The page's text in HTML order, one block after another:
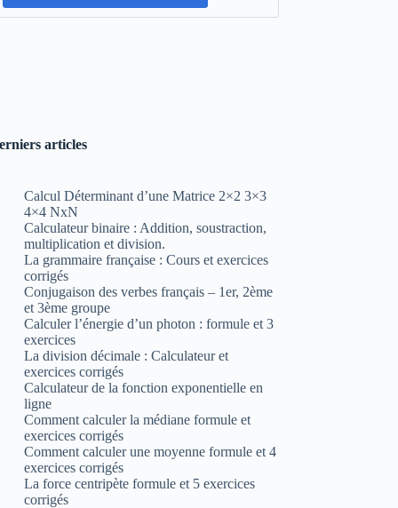
articles
Calcul Déterminant d’une Matrice 2×2 3×3
4×4 NxN
Calculateur binaire : Addition, soustraction,
multiplication et division.
La grammaire française : Cours et exercices
corrigés
Conjugaison des verbes français – 1er, 2ème
et 3ème groupe
Calculer l’énergie d’un photon : formule et 3
exercices
La division décimale : Calculateur et
exercices corrigés
Calculateur de la fonction exponentielle en
ligne
Comment calculer la médiane formule et
exercices corrigés
Comment calculer une moyenne formule et 4
exercices corrigés
La force centripète formule et 5 exercices
corrigés